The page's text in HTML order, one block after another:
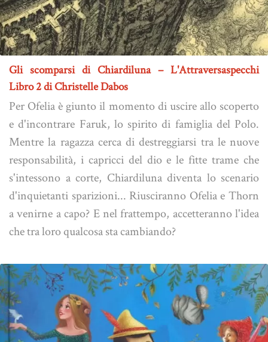
Gli scomparsi di Chiardiluna – L'Attraversaspecchi
Libro 2 di Christelle Dabos
Per Ofelia è giunto il momento di uscire allo scoperto
e d'incontrare Faruk, lo spirito di famiglia del Polo.
Mentre la ragazza cerca di destreggiarsi tra le nuove
responsabilità, i capricci del dio e le fitte trame che
s'intessono a corte, Chiardiluna diventa lo scenario
d'inquietanti sparizioni... Riusciranno Ofelia e Thorn
a venirne a capo? E nel frattempo, accetteranno l'idea
che tra loro qualcosa sta cambiando?